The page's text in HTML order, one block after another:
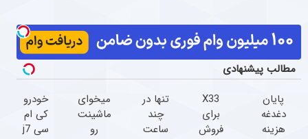
مطالب پیشنهادی
پایان
دغدغه
هزینه
X33
برای
فروش
تنها در
چند
ساعت
میخوای
ماشینت
رو
خودرو
کی ام
سی j7